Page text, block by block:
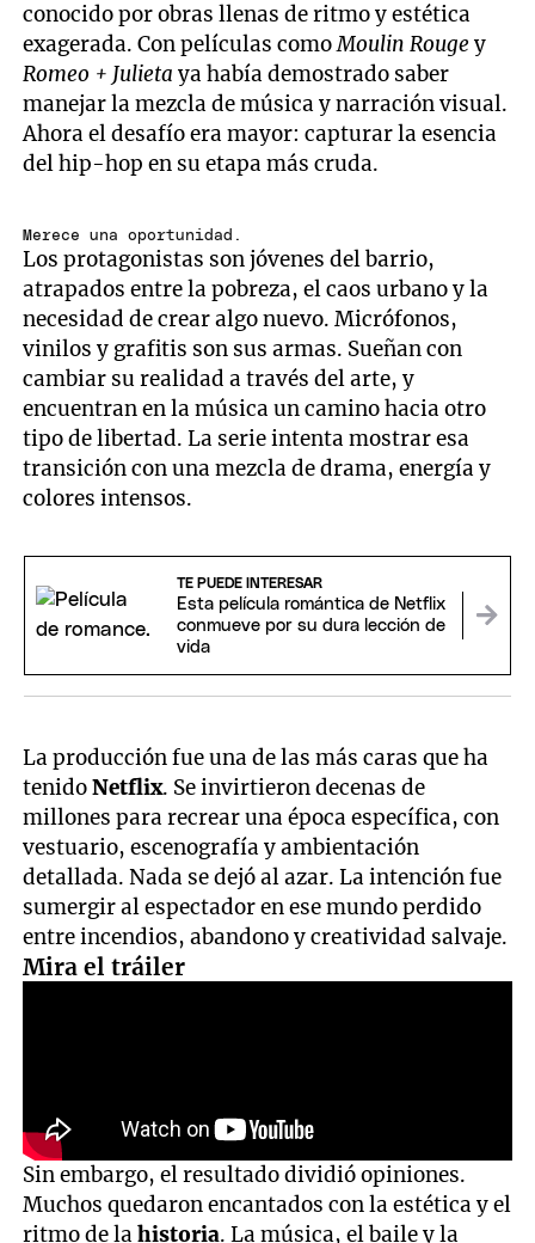
conocido por obras llenas de ritmo y estética
exagerada. Con películas comoMoulin Rougey
Romeo + Julieta ya había demostrado saber
manejar la mezcla de música y narración visual.
Ahora el desafío era mayor: capturar la esencia
del hip-hop en su etapa más cruda.
Merece una oportunidad.
Los protagonistas son jóvenes del barrio,
atrapados entre la pobreza, el caos urbano y la
necesidad de crear algo nuevo. Micrófonos,
vinilos y grafitis son sus armas. Sueñan con
cambiar su realidad a través del arte, y
encuentran en la música un camino hacia otro
tipo de libertad. La serie intenta mostrar esa
transición con una mezcla de drama, energía y
colores intensos.
TE PUEDE INTERESAR
Esta película romántica de Netflix
conmueve por su dura lección de
vida
La producción fue una de las más caras que ha
tenidoNetflix. Se invirtieron decenas de
millones para recrear una época específica, con
vestuario, escenografía y ambientación
detallada. Nada se dejó al azar. La intención fue
sumergir al espectador en ese mundo perdido
entre incendios, abandono y creatividad salvaje.
Mira el tráiler
Sin embargo, el resultado dividió opiniones.
Muchos quedaron encantados con la estética y el
ritmo de lahistoria. La música, el baile y la